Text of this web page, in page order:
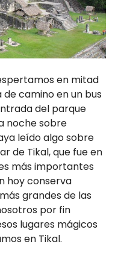
en mitad
camino en un bus
del parque
noche sobre
leído algo sobre
de Tikal, que fue en
más importantes
hoy conserva
grandes de las
por fin
lugares mágicos
en Tikal.